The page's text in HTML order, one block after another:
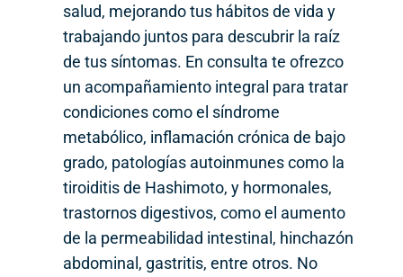
salud, mejorando tus hábitos de vida y
trabajando juntos para descubrir la raíz
de tus síntomas. En consulta te ofrezco
un acompañamiento integral para tratar
condiciones como el síndrome
metabólico, inflamación crónica de bajo
grado, patologías autoinmunes como la
tiroiditis de Hashimoto, y hormonales,
trastornos digestivos, como el aumento
de la permeabilidad intestinal, hinchazón
abdominal, gastritis, entre otros. No